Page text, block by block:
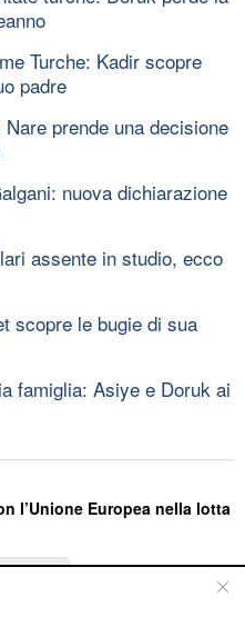
Turche: Kadir scopre
padre
prende una decisione
nuova dichiarazione
assente in studio, ecco
scopre le bugie di sua
famiglia: Asiye e Doruk ai
l’Unione Europea nella lotta